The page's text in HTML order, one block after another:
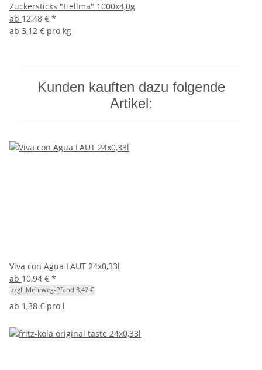
Zuckersticks "Hellma" 1000x4,0g
ab 12,48 € *
ab 3,12 € pro kg
Kunden kauften dazu folgende
Artikel:
Viva con Agua LAUT 24x0,33l
ab 10,94 € *
zzgl. Mehrweg-Pfand 3,42 €
ab 1,38 € pro l